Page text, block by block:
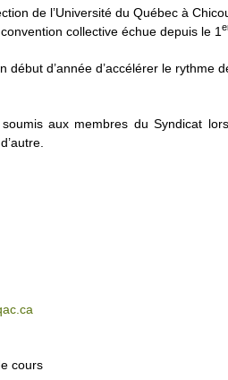
de l’Université du Québec à
collective échue depuis le 1
début d’année d’accélérer le
aux membres du Syndicat
cours